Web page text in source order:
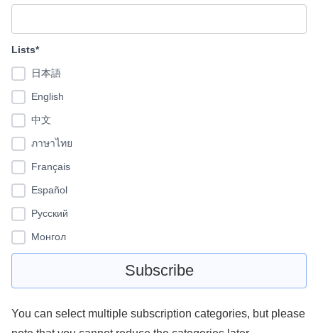
Lists*
日本語
English
中文
ภาษาไทย
Français
Español
Pусский
Монгол
You can select multiple subscription categories, but please